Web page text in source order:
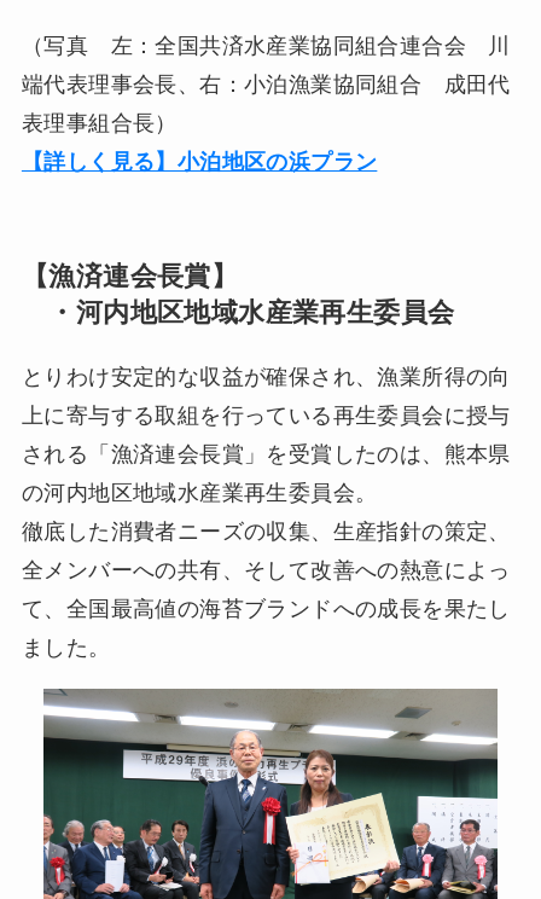
（写真 左：全国共済水産業協同組合連合会 川
端代表理事会長、右：小泊漁業協同組合 成田代
表理事組合長）
【詳しく見る】小泊地区の浜プラン
【漁済連会長賞】
・河内地区地域水産業再生委員会
とりわけ安定的な収益が確保され、漁業所得の向
上に寄与する取組を行っている再生委員会に授与
される「漁済連会長賞」を受賞したのは、熊本県
の河内地区地域水産業再生委員会。
徹底した消費者ニーズの収集、生産指針の策定、
全メンバーへの共有、そして改善への熱意によっ
て、全国最高値の海苔ブランドへの成長を果たし
ました。